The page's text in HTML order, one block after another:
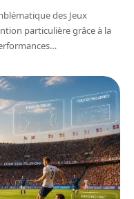
des Jeux
particulière grâce à la
…